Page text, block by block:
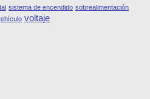
sistema de encendido sobrealimentación
voltaje